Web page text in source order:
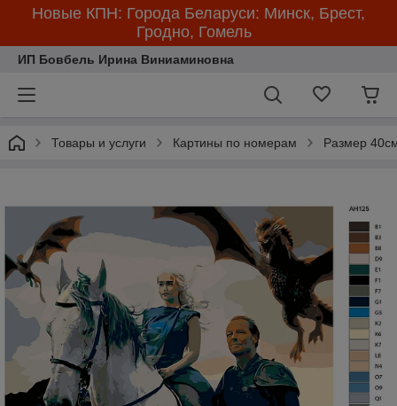
Новые КПН: Города Беларуси: Минск, Брест,
Гродно, Гомель
ИП Бовбель Ирина Виниаминовна
Товары и услуги Картины по номерам Размер